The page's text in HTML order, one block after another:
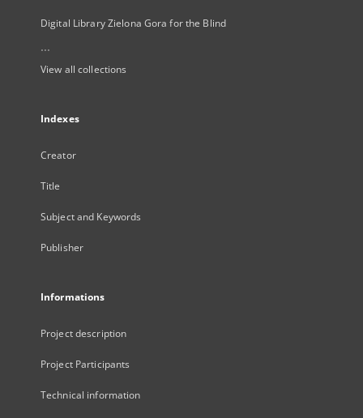
Digital Library Zielona Gora for the Blind
...
View all collections
Indexes
Creator
Title
Subject and Keywords
Publisher
Informations
Project description
Project Participants
Technical information